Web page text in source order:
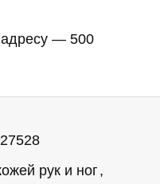
адресу — 500
рук и ног ,